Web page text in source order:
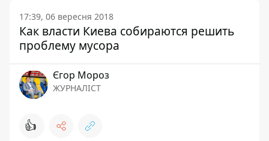
17:39, 06 вересня 2018
Как власти Киева собираются решить
проблему мусора
Єгор Мороз
ЖУРНАЛІСТ
👍